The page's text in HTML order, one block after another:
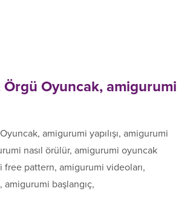
Oyuncak, amigurumi
amigurumi yapılışı, amigurumi
nasıl örülür, amigurumi oyuncak
free pattern, amigurumi videoları,
amigurumi başlangıç,